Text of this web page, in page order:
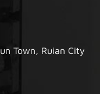
Town, Ruian City